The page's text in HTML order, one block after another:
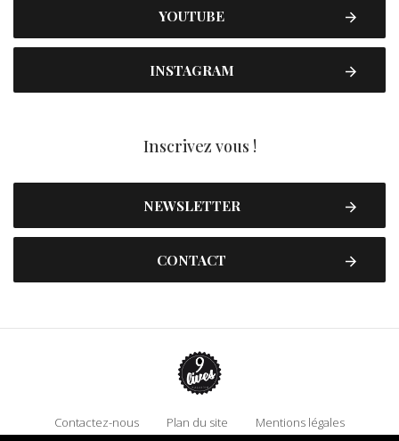
YOUTUBE
INSTAGRAM
Inscrivez vous !
NEWSLETTER
CONTACT
Contactez-nous Plan du site Mentions légales